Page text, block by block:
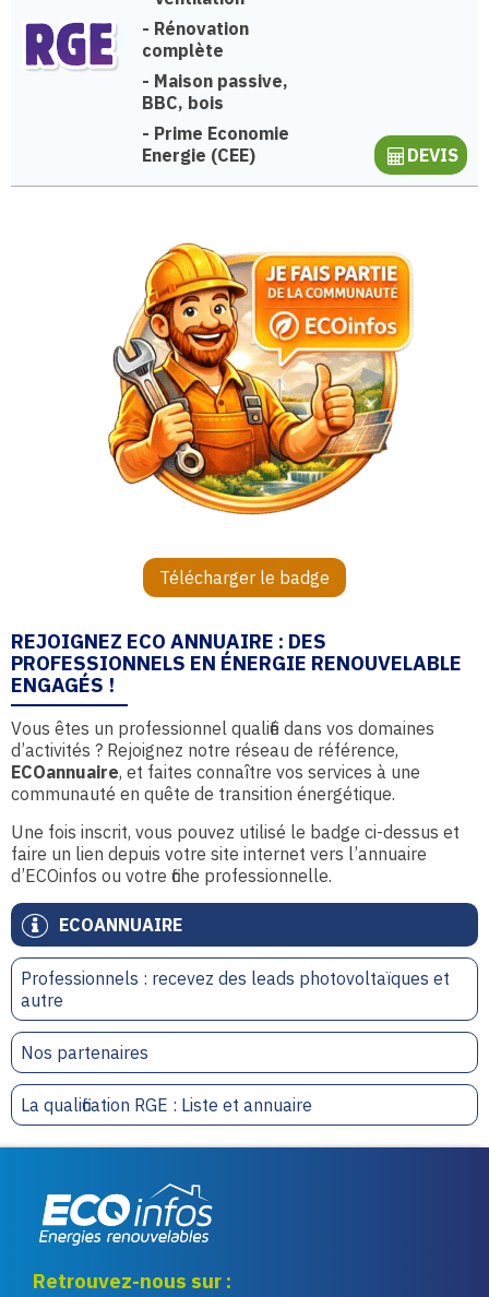
ECOANNUAIRE
Professionnels : recevez des leads photovoltaïques et
autre
Nos partenaires
La qualification RGE : Liste et annuaire
- Rénovation
complète
- Maison passive,
BBC, bois
- Prime Economie
Energie (CEE)
DEVIS
Télécharger le badge
REJOIGNEZ ECO ANNUAIRE : DES
PROFESSIONNELS EN ÉNERGIE RENOUVELABLE
ENGAGÉS !
Vous êtes un professionnel qualifié dans vos domaines
d’activités ? Rejoignez notre réseau de référence,
ECOannuaire, et faites connaître vos services à une
communauté en quête de transition énergétique.
Une fois inscrit, vous pouvez utilisé le badge ci-dessus et
faire un lien depuis votre site internet vers l’annuaire
d’ECOinfos ou votre fiche professionnelle.
renouvelables
Retrouvez-nous sur :